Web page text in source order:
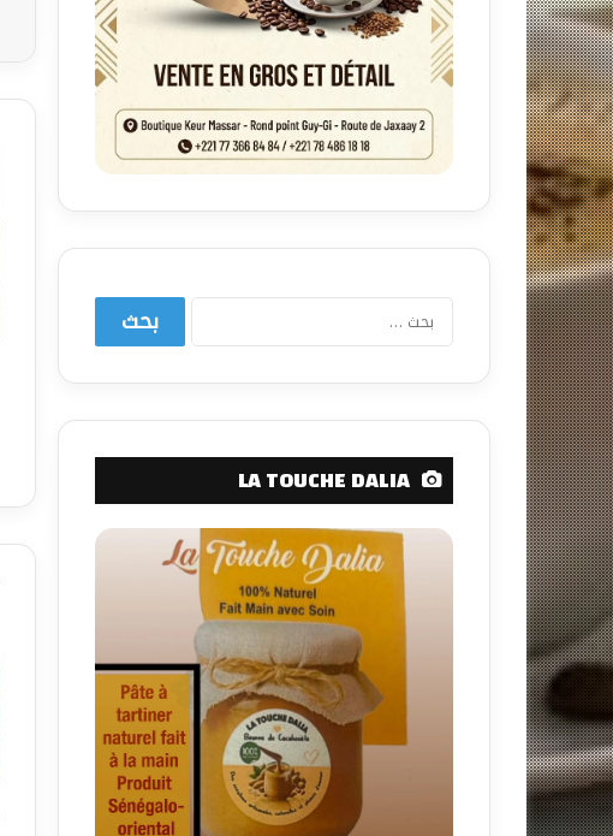
البحث
LA TOUCHE DALIA